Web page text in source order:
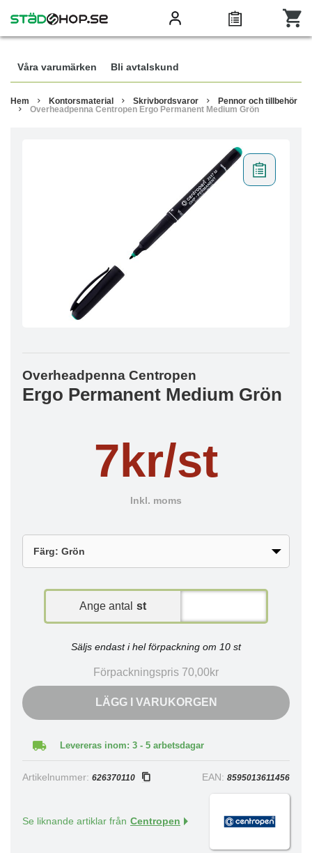
Våra varumärken Bli avtalskund
Hem Kontorsmaterial Skrivbordsvaror
Pennor och tillbehör
Overheadpenna Centropen Ergo Permanent Medium Grön
Overheadpenna Centropen
Ergo Permanent Medium Grön
7kr/st
Inkl. moms
Ange antal st
Säljs endast i hel förpackning om 10 st
Förpackningspris 70,00kr
LÄGG I VARUKORGEN
Levereras inom: 3 - 5 arbetsdagar
Artikelnummer: 626370110 EAN: 8595013611456
Se liknande artiklar från Centropen